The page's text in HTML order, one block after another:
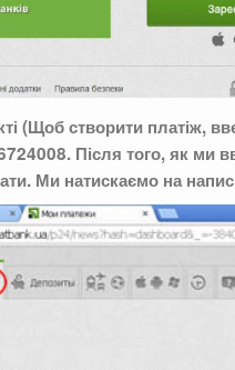
(Щоб створити платіж,
Після того, як ми
Ми натискаємо на